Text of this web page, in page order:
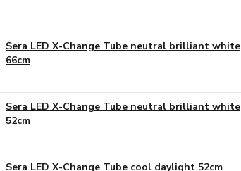
Sera LED X-Change Tube neutral brilliant white
66cm
Sera LED X-Change Tube neutral brilliant white
52cm
Sera LED X-Change Tube cool daylight 52cm